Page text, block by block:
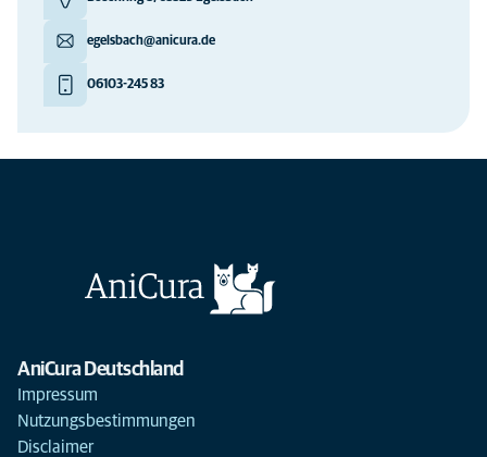
egelsbach@anicura.de
06103-245 83
AniCura Deutschland
Impressum
Nutzungsbestimmungen
Disclaimer